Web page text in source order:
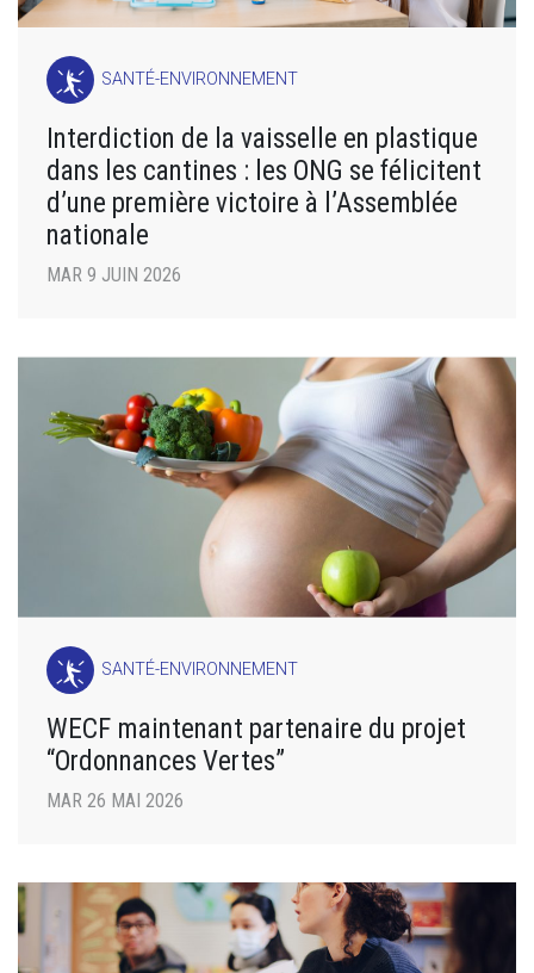
SANTÉ-ENVIRONNEMENT
Interdiction de la vaisselle en plastique
dans les cantines : les ONG se félicitent
d’une première victoire à l’Assemblée
nationale
MAR 9 JUIN 2026
SANTÉ-ENVIRONNEMENT
WECF maintenant partenaire du projet
“Ordonnances Vertes”
MAR 26 MAI 2026